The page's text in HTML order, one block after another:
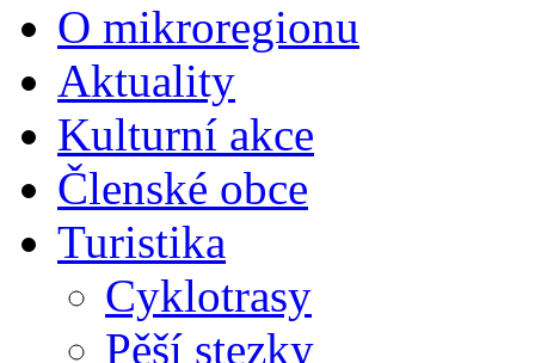
O mikroregionu
Aktuality
Kulturní akce
Členské obce
Turistika
Cyklotrasy
Pěší stezky